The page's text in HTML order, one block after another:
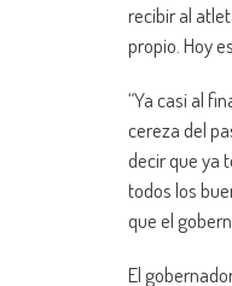
recibir al
propio. Hoy
“Ya casi al
cereza del
decir que ya
todos los
que el
El